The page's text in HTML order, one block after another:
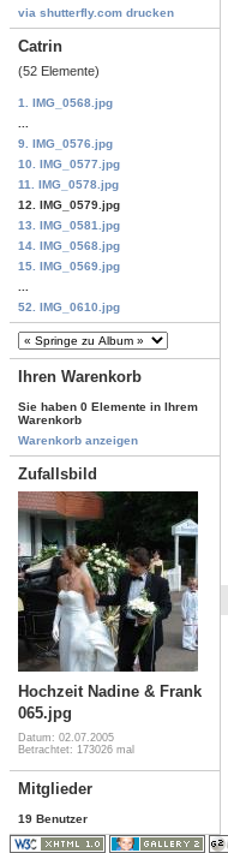
via shutterfly.com drucken
Catrin
(52 Elemente)
1. IMG_0568.jpg
9. IMG_0576.jpg
10. IMG_0577.jpg
11. IMG_0578.jpg
12. IMG_0579.jpg
13. IMG_0581.jpg
14. IMG_0568.jpg
15. IMG_0569.jpg
52. IMG_0610.jpg
Ihren Warenkorb
Sie haben 0 Elemente in Ihrem
Warenkorb
Warenkorb anzeigen
Zufallsbild
Hochzeit Nadine & Frank
065.jpg
Datum: 02.07.2005
Betrachtet: 173026 mal
Mitglieder
19 Benutzer